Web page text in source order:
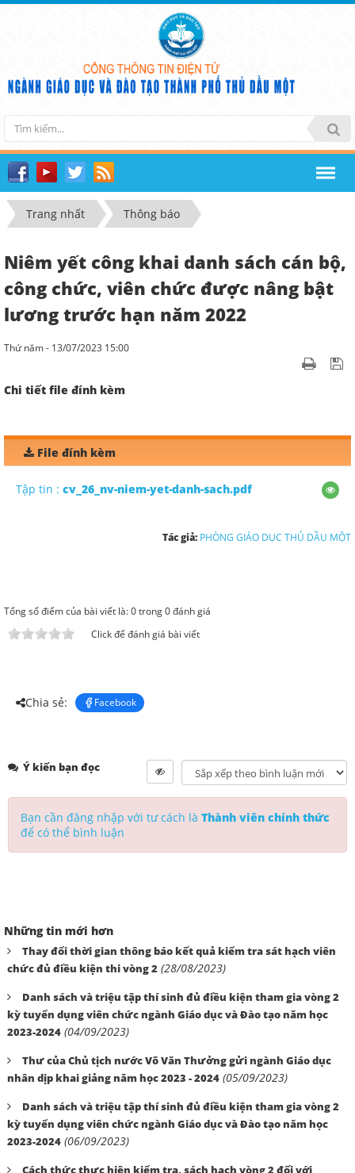
Trang nhất Thông báo
Niêm yết công khai danh sách cán bộ,
công chức, viên chức được nâng bật
lương trước hạn năm 2022
Thứ năm - 13/07/2023 15:00
Chi tiết file đính kèm
File đính kèm
Tập tin : cv_26_nv-niem-yet-danh-sach.pdf
Tác giả: PHÒNG GIÁO DỤC THỦ DẦU MỘT
Tổng số điểm của bài viết là: 0 trong 0 đánh giá
Click để đánh giá bài viết
Chia sẻ: Facebook
Ý kiến bạn đọc
Bạn cần đăng nhập với tư cách là Thành viên chính thức
để có thể bình luận
Những tin mới hơn
Thay đổi thời gian thông báo kết quả kiểm tra sát hạch viên
chức đủ điều kiện thi vòng 2 (28/08/2023)
Danh sách và triệu tập thí sinh đủ điều kiện tham gia vòng 2
kỳ tuyển dụng viên chức ngành Giáo dục và Đào tạo năm học
2023-2024 (04/09/2023)
Thư của Chủ tịch nước Võ Văn Thưởng gửi ngành Giáo dục
nhân dịp khai giảng năm học 2023 - 2024 (05/09/2023)
Danh sách và triệu tập thí sinh đủ điều kiện tham gia vòng 2
kỳ tuyển dụng viên chức ngành Giáo dục và Đào tạo năm học
2023-2024 (06/09/2023)
Cách thức thực hiện kiểm tra, sách hạch vòng 2 đối với